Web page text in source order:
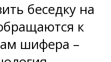
беседку на
к
шифера –